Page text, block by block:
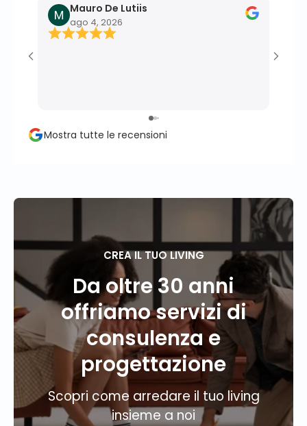
Mauro De Lutiis
ago 4, 2026
Mostra tutte le recensioni
CREA IL TUO LIVING
Da oltre 30 anni
offriamo servizi di
consulenza e
progettazione
Scopri come arredare il tuo living
insieme a noi